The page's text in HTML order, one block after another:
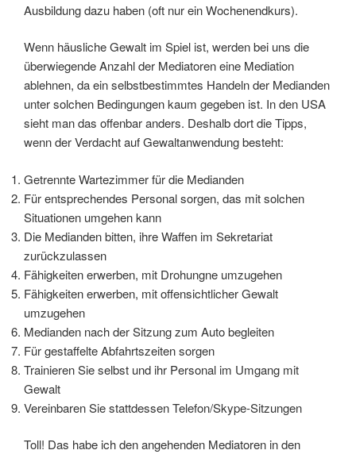
Ausbildung dazu haben (oft nur ein Wochenendkurs).
Wenn häusliche Gewalt im Spiel ist, werden bei uns die
überwiegende Anzahl der Mediatoren eine Mediation
ablehnen, da ein selbstbestimmtes Handeln der Medianden
unter solchen Bedingungen kaum gegeben ist. In den USA
sieht man das offenbar anders. Deshalb dort die Tipps,
wenn der Verdacht auf Gewaltanwendung besteht:
Getrennte Wartezimmer für die Medianden
Für entsprechendes Personal sorgen, das mit solchen
Situationen umgehen kann
Die Medianden bitten, ihre Waffen im Sekretariat
zurückzulassen
Fähigkeiten erwerben, mit Drohungne umzugehen
Fähigkeiten erwerben, mit offensichtlicher Gewalt
umzugehen
Medianden nach der Sitzung zum Auto begleiten
Für gestaffelte Abfahrtszeiten sorgen
Trainieren Sie selbst und ihr Personal im Umgang mit
Gewalt
Vereinbaren Sie stattdessen Telefon/Skype-Sitzungen
Toll! Das habe ich den angehenden Mediatoren in den